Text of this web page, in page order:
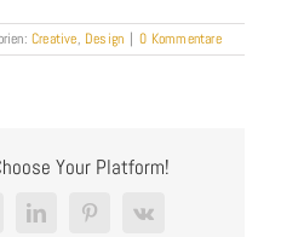
Creative, Design | 0 Kommentare
Your Platform!
LinkedInPinterest
Vk